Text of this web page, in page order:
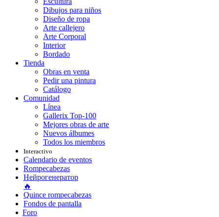
Dibujos para niños
Diseño de ropa
Arte callejero
Arte Corporal
Interior
Bordado
Tienda
Obras en venta
Pedir una pintura
Catálogo
Comunidad
Línea
Gallerix Top-100
Mejores obras de arte
Nuevos álbumes
Todos los miembros
Interactivo
Calendario de eventos
Rompecabezas
Нейрогенератор
🔥
Quince rompecabezas
Fondos de pantalla
Foro